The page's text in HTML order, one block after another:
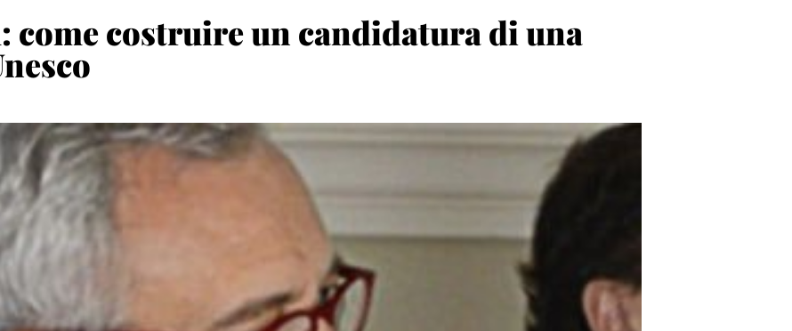
come costruire un candidatura di una